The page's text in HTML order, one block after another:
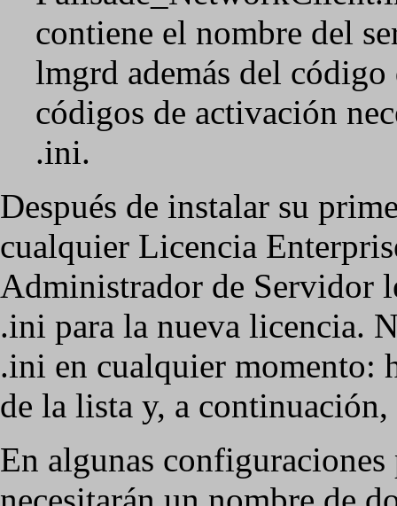
contiene el nombre del
lmgrd además del
códigos de activación
.ini.
Después de instalar su
cualquier Licencia
Administrador de Servidor
.ini para la nueva licencia.
.ini en cualquier momento:
de la lista y, a
En algunas